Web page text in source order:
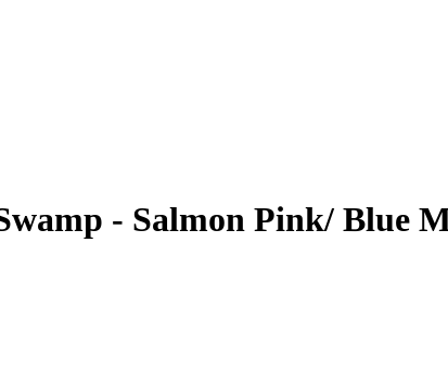
- Salmon Pink/ Blue